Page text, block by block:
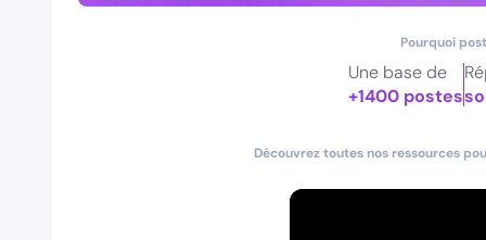
Pourquoi
Une base de
+1400 postes
Découvrez toutes nos ressources